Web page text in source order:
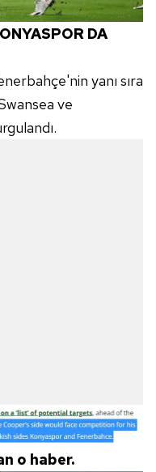
DA
yanı sıra
ve
o haber.